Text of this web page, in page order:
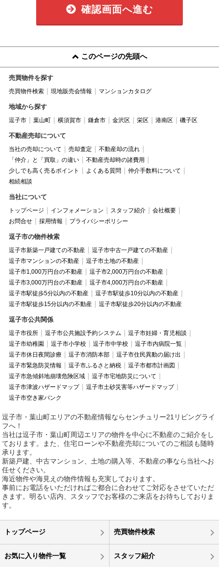
確認画面へ進む
このページの先頭へ
売買物件を探す
売買物件検索 現地販売会情報 マンションカタログ
地域から探す
逗子市 葉山町 横須賀市 鎌倉市 金沢区 栄区 港南区 磯子区
不動産売却について
当社の売却について 売却査定
不動産却の流れ
「仲介」と「買取」の違い
不動産売却時の諸費用
少しでも高く売るポイント
よくある質問
仲介手数料について
相続相談
当社について
トップページ インフォメーション スタッフ紹介
会社概要
お問合せ
採用情報 プライバシーポリシー
逗子市の物件検索
逗子市新築一戸建ての不動産
逗子市中古一戸建ての不動産
逗子市マンションの不動産
逗子市土地の不動産
逗子市1,000万円台の不動産
逗子市2,000万円台の不動産
逗子市3,000万円台の不動産
逗子市4,000万円台の不動産
逗子市駅徒歩5分以内の不動産
逗子市駅徒歩10分以内の不動産
逗子市駅徒歩15分以内の不動産
逗子市駅徒歩20分以内の不動産
逗子市公共関係
逗子市役所 逗子市公共施設予約システム
逗子市妊婦・育児相談
逗子市幼稚園
逗子市小学校 逗子市中学校
逗子市内病院一覧
逗子市休日夜間診療
逗子市消防本部
逗子市住民異動の届け出
逗子市緊急防災情報
逗子市ふるさと納税
逗子市都市計画図
逗子市急傾斜地崩壊危険区域
逗子市宅地防災について
逗子市津波ハザードマップ
逗子市土砂災害等ハザードマップ
逗子市空き家バンク
逗子市・葉山町エリアの不動産情報ならセンチュリー21リビングライ
フへ！
当社は逗子市・葉山町周辺エリアの物件を中心に不動産のご紹介をし
ております。また、住宅ローンや不動産売却についてのご相談も随時
承ります。
新築戸建、中古マンション、土地の購入等、不動産の事なら当社へお
任せください。
海近物件や海見えの物件情報も充実しております。
事前にお電話をいただければご都合に合わせてご対応をさせていただ
きます。明るい店内、スタッフでお客様のご来店をお待ちしておりま
す。
トップページ 売買物件検索
お気に入り物件一覧 スタッフ紹介